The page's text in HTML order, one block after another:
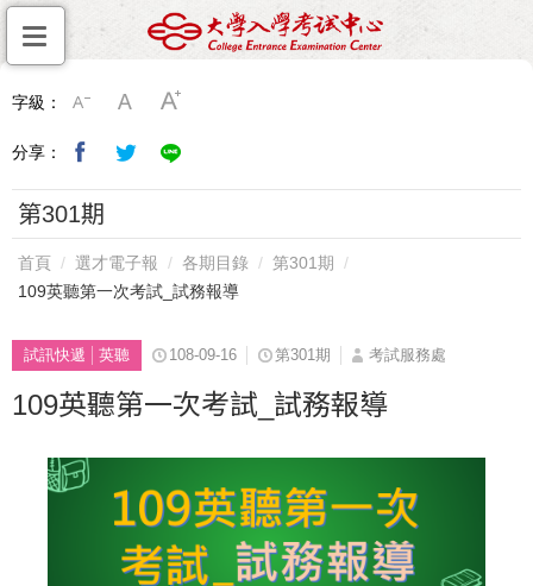
字級：
分享：
第301期
首頁 選才電子報 各期目錄
第301期
109英聽第一次考試_試務報導
試訊快遞 英聽 108-09-16 第301期 考試服務處
109英聽第一次考試_試務報導